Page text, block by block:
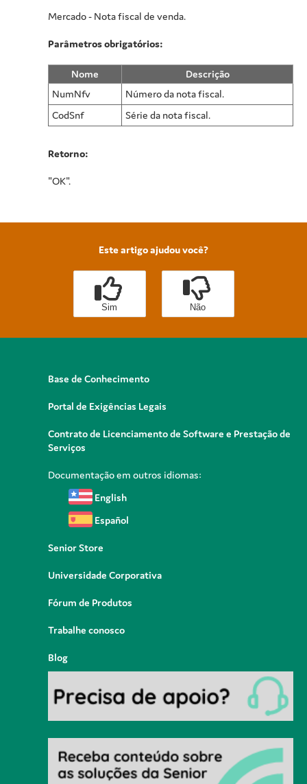
Mercado - Nota fiscal de venda.
Parâmetros obrigatórios:
Nome
Descrição
NumNfv
Número da nota fiscal.
CodSnf
Série da nota fiscal.
Retorno:
"OK".
Este artigo ajudou você?
Sim Não
Base de Conhecimento
Portal de Exigências Legais
Contrato de Licenciamento de Software e Prestação de
Serviços
Documentação em outros idiomas:
English
Español
Senior Store
Universidade Corporativa
Fórum de Produtos
Trabalhe conosco
Blog